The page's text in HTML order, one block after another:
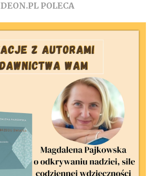
DEON.PL POLECA